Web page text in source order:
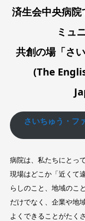
済生会中央病院
ミュ
共創の場「さ
(The
さいちゅう・フ
病院は、私たちにとっ
現場はどこか「近くて
らしのこと、地域のこ
だけでなく、企業や地
よくできることがたく